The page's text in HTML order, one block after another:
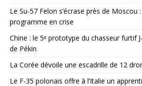
Le Su-57 Felon s’écrase près de Moscou :
programme en crise
Chine : le 5ᵉ prototype du chasseur furtif
de Pékin
La Corée dévoile une escadrille de 12
Le F-35 polonais offre à l’Italie un